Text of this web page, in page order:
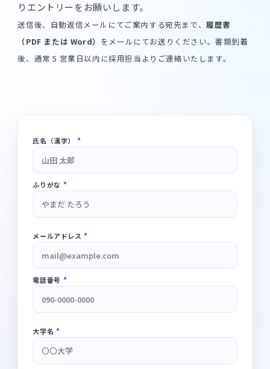
りエントリーをお願いします。
送信後、自動返信メールにてご案内する宛先まで、履歴書
（PDF または Word） をメールにてお送りください。書類到着
後、通常 5 営業日以内に採用担当よりご連絡いたします。
氏名（漢字） *
ふりがな *
メールアドレス *
電話番号 *
大学名 *